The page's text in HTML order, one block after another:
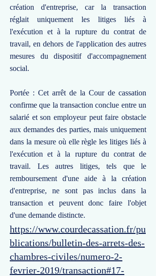
création d'entreprise, car la transaction
réglait uniquement les litiges liés à
l'exécution et à la rupture du contrat de
travail, en dehors de l'application des autres
mesures du dispositif d'accompagnement
social.
Portée : Cet arrêt de la Cour de cassation
confirme que la transaction conclue entre un
salarié et son employeur peut faire obstacle
aux demandes des parties, mais uniquement
dans la mesure où elle règle les litiges liés à
l'exécution et à la rupture du contrat de
travail. Les autres litiges, tels que le
remboursement d'une aide à la création
d'entreprise, ne sont pas inclus dans la
transaction et peuvent donc faire l'objet
d'une demande distincte.
https://www.courdecassation.fr/pu
blications/bulletin-des-arrets-des-
chambres-civiles/numero-2-
fevrier-2019/transaction#17-